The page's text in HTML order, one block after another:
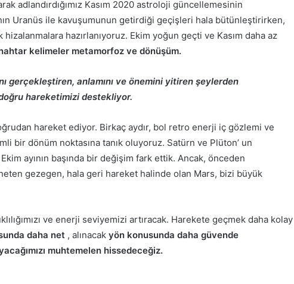
adlandırdığımız Kasım 2020 astroloji güncellemesinin
Uranüs ile kavuşumunun getirdiği geçişleri hala bütünleştirirken,
hazırlanıyoruz. Ekim yoğun geçti ve Kasım daha az
kelimeler metamorfoz ve dönüşüm.
gerçekleştiren, anlamını ve önemini yitiren şeylerden
hareketimizi destekliyor.
hareket ediyor. Birkaç aydır, bol retro enerji iç gözlemi ve
bir dönüm noktasına tanık oluyoruz. Satürn ve Plüton’ un
ayının başında bir değişim fark ettik. Ancak, önceden
gezegen, hala geri hareket halinde olan Mars, bizi büyük
ve enerji seviyemizi artıracak. Harekete geçmek daha kolay
daha net , alınacak yön konusunda daha güvende
muhtemelen hissedeceğiz.